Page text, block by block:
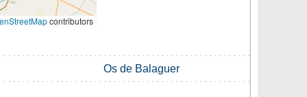
contributors
Os de Balaguer